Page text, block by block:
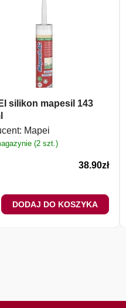
silikon mapesil 143
Mapei
(2 szt.)
38.90zł
DODAJ DO KOSZYKA